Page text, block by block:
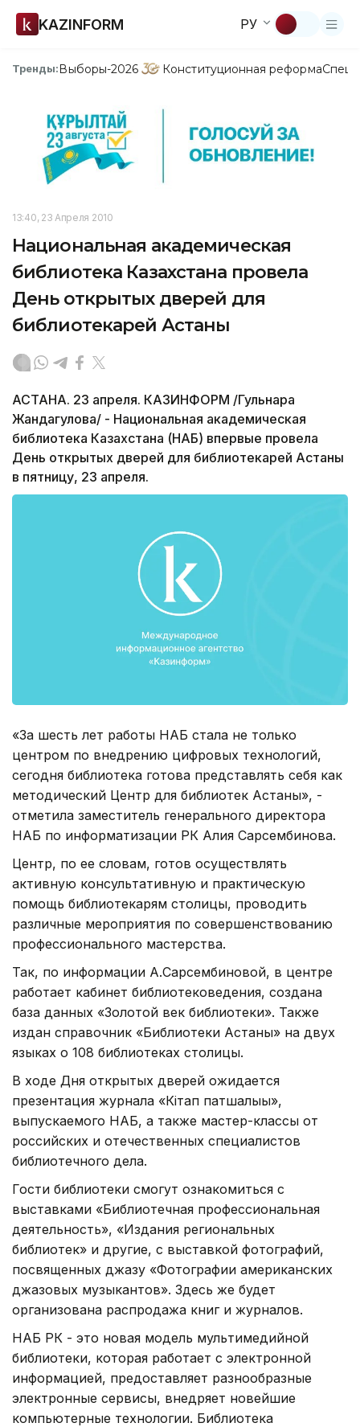
KAZINFORM РУ
Тренды:Выборы-2026 Конституционная реформа
13:40, 23 Апреля 2010
Национальная академическая
библиотека Казахстана провела
День открытых дверей для
библиотекарей Астаны
АСТАНА. 23 апреля. КАЗИНФОРМ /Гульнара
Жандагулова/ - Национальная академическая
библиотека Казахстана (НАБ) впервые провела
День открытых дверей для библиотекарей Астаны
в пятницу, 23 апреля.
«За шесть лет работы НАБ стала не только
центром по внедрению цифровых технологий,
сегодня библиотека готова представлять себя как
методический Центр для библиотек Астаны», -
отметила заместитель генерального директора
НАБ по информатизации РК Алия Сарсембинова.
Центр, по ее словам, готов осуществлять
активную консультативную и практическую
помощь библиотекарям столицы, проводить
различные мероприятия по совершенствованию
профессионального мастерства.
Так, по информации А.Сарсембиновой, в центре
работает кабинет библиотековедения, создана
база данных «Золотой век библиотеки». Также
издан справочник «Библиотеки Астаны» на двух
языках о 108 библиотеках столицы.
В ходе Дня открытых дверей ожидается
презентация журнала «Кітап патшалығы»,
выпускаемого НАБ, а также мастер-классы от
российских и отечественных специалистов
библиотечного дела.
Гости библиотеки смогут ознакомиться с
выставками «Библиотечная профессиональная
деятельность», «Издания региональных
библиотек» и другие, с выставкой фотографий,
посвященных джазу «Фотографии американских
джазовых музыкантов». Здесь же будет
организована распродажа книг и журналов.
НАБ РК - это новая модель мультимедийной
библиотеки, которая работает с электронной
информацией, предоставляет разнообразные
электронные сервисы, внедряет новейшие
компьютерные технологии. Библиотека